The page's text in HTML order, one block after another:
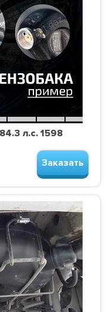
л.с. 1598
Заказать